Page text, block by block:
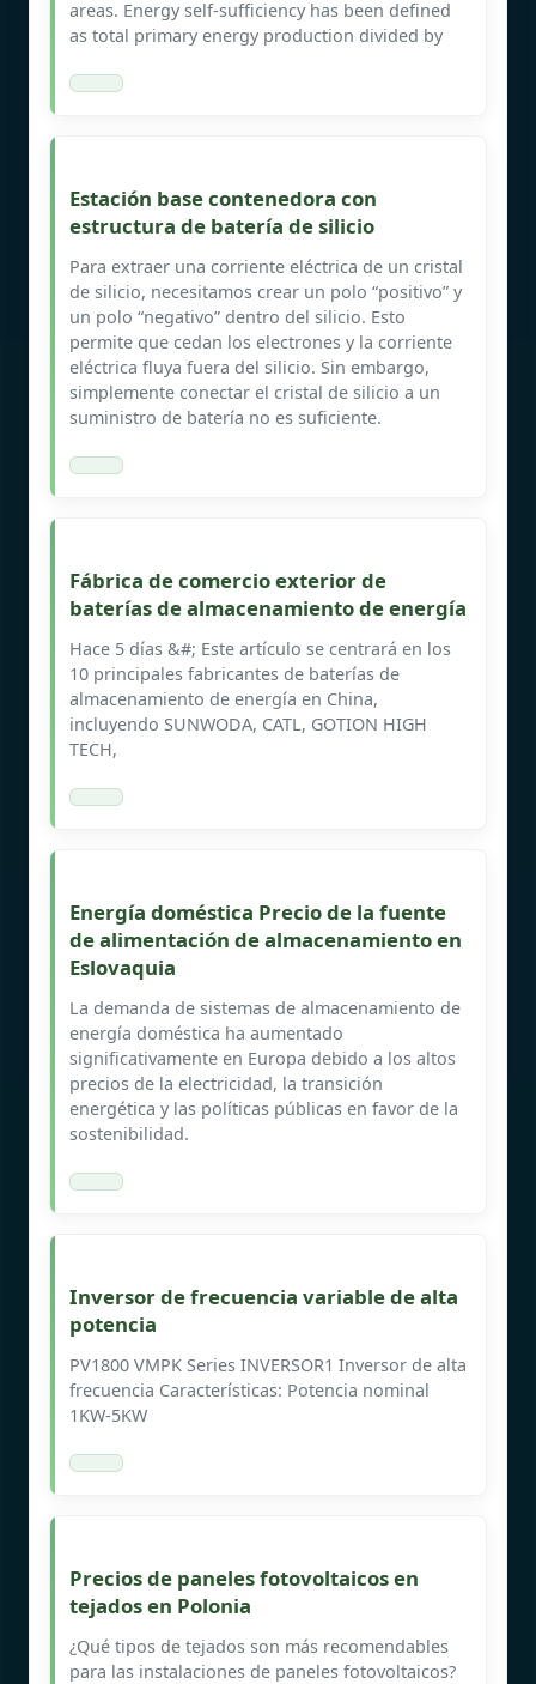
areas. Energy self-sufficiency has been defined
as total primary energy production divided by
Estación base contenedora con
estructura de batería de silicio
Para extraer una corriente eléctrica de un cristal
de silicio, necesitamos crear un polo “positivo” y
un polo “negativo” dentro del silicio. Esto
permite que cedan los electrones y la corriente
eléctrica fluya fuera del silicio. Sin embargo,
simplemente conectar el cristal de silicio a un
suministro de batería no es suficiente.
Fábrica de comercio exterior de
baterías de almacenamiento de energía
Hace 5 días &#; Este artículo se centrará en los
10 principales fabricantes de baterías de
almacenamiento de energía en China,
incluyendo SUNWODA, CATL, GOTION HIGH
TECH,
Energía doméstica Precio de la fuente
de alimentación de almacenamiento en
Eslovaquia
La demanda de sistemas de almacenamiento de
energía doméstica ha aumentado
significativamente en Europa debido a los altos
precios de la electricidad, la transición
energética y las políticas públicas en favor de la
sostenibilidad.
Inversor de frecuencia variable de alta
potencia
PV1800 VMPK Series INVERSOR1 Inversor de alta
frecuencia Características: Potencia nominal
1KW-5KW
Precios de paneles fotovoltaicos en
tejados en Polonia
¿Qué tipos de tejados son más recomendables
para las instalaciones de paneles fotovoltaicos?